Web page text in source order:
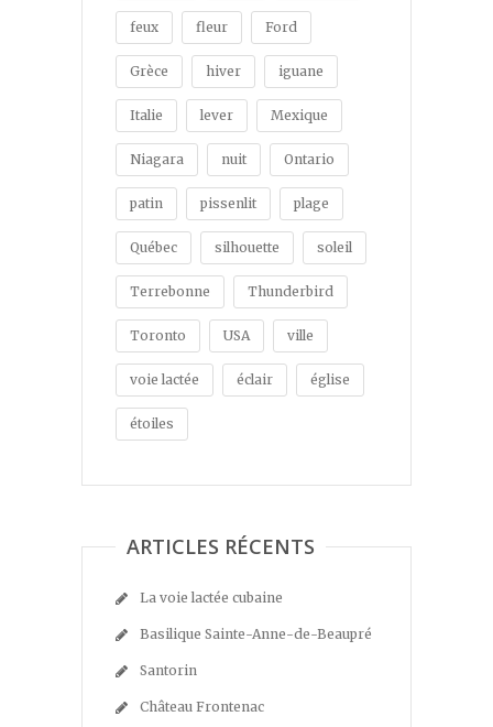
feux fleur Ford
Grèce hiver iguane
Italie lever Mexique
Niagara nuit Ontario
patin pissenlit plage
Québec silhouette soleil
Terrebonne Thunderbird
Toronto USA ville
voie lactée éclair église
étoiles
ARTICLES RÉCENTS
La voie lactée cubaine
Basilique Sainte-Anne-de-Beaupré
Santorin
Château Frontenac